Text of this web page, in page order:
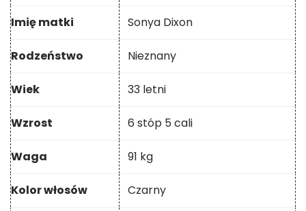
Imię matki Sonya Dixon
Rodzeństwo Nieznany
Wiek 33 letni
Wzrost 6 stóp 5 cali
Waga 91 kg
Kolor włosów Czarny